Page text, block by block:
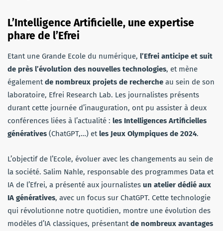
L’Intelligence Artificielle, une expertise
phare de l’Efrei
Etant une Grande Ecole du numérique, l’Efrei anticipe et suit
de près l’évolution des nouvelles technologies, et mène
égalementde nombreux projets de recherche au sein de son
laboratoire, Efrei Research Lab. Les journalistes présents
durant cette journée d’inauguration, ont pu assister à deux
conférences liées à l’actualité : les Intelligences Artificielles
génératives (ChatGPT,…) etles Jeux Olympiques de 2024.
L’objectif de l’Ecole, évoluer avec les changements au sein de
la société. Salim Nahle, responsable des programmes Data et
IA de l’Efrei, a présenté aux journalistes un atelier dédié aux
IA génératives, avec un focus sur ChatGPT. Cette technologie
qui révolutionne notre quotidien, montre une évolution des
modèles d’IA classiques, présentantde nombreux avantages